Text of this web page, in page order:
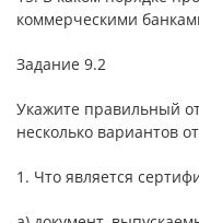
коммерческими
Задание 9.2
Укажите правильный
несколько вариантов
1. Что является